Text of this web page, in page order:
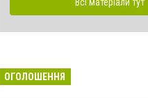
ОГОЛОШЕННЯ